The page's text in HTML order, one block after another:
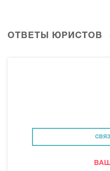
ОТВЕТЫ ЮРИСТОВ